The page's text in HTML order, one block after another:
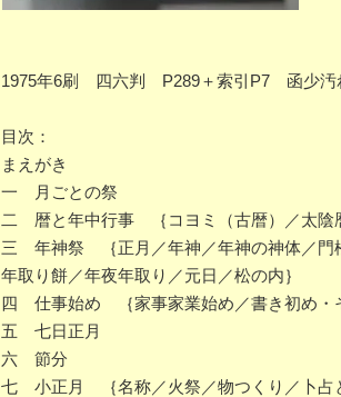
1975年6刷 四六判 P289＋索引P7 函少
目次：
まえがき
一 月ごとの祭
二 暦と年中行事 ｛コヨミ（古暦）／太陰
三 年神祭 ｛正月／年神／年神の神体／門
年取り餅／年夜年取り／元日／松の内｝
四 仕事始め ｛家事家業始め／書き初め・
五 七日正月
六 節分
七 小正月 ｛名称／火祭／物つくり／卜占